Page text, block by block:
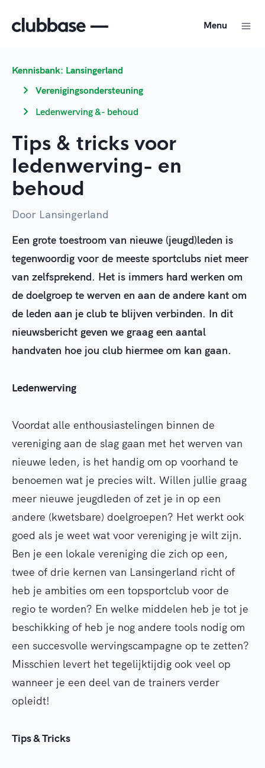
Menu
Kennisbank: Lansingerland
Verenigingsondersteuning
Ledenwerving &- behoud
Tips & tricks voor
ledenwerving- en
behoud
Door Lansingerland
Een grote toestroom van nieuwe (jeugd)leden is
tegenwoordig voor de meeste sportclubs niet meer
van zelfsprekend. Het is immers hard werken om
de doelgroep te werven en aan de andere kant om
de leden aan je club te blijven verbinden. In dit
nieuwsbericht geven we graag een aantal
handvaten hoe jou club hiermee om kan gaan.
Ledenwerving
Voordat alle enthousiastelingen binnen de
vereniging aan de slag gaan met het werven van
nieuwe leden, is het handig om op voorhand te
benoemen wat je precies wilt. Willen jullie graag
meer nieuwe jeugdleden of zet je in op een
andere (kwetsbare) doelgroepen? Het werkt ook
goed als je weet wat voor vereniging je wilt zijn.
Ben je een lokale vereniging die zich op een,
twee of drie kernen van Lansingerland richt of
heb je ambities om een topsportclub voor de
regio te worden? En welke middelen heb je tot je
beschikking of heb je nog andere tools nodig om
een succesvolle wervingscampagne op te zetten?
Misschien levert het tegelijktijdig ook veel op
wanneer je een deel van de trainers verder
opleidt!
Tips & Tricks